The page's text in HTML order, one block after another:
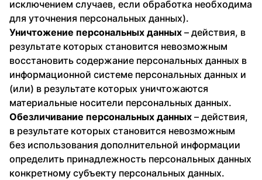
исключением случаев, если обработка необходима
для уточнения персональных данных).
Уничтожение персональных данных – действия, в
результате которых становится невозможным
восстановить содержание персональных данных в
информационной системе персональных данных и
(или) в результате которых уничтожаются
материальные носители персональных данных.
Обезличивание персональных данных – действия,
в результате которых становится невозможным
без использования дополнительной информации
определить принадлежность персональных данных
конкретному субъекту персональных данных.